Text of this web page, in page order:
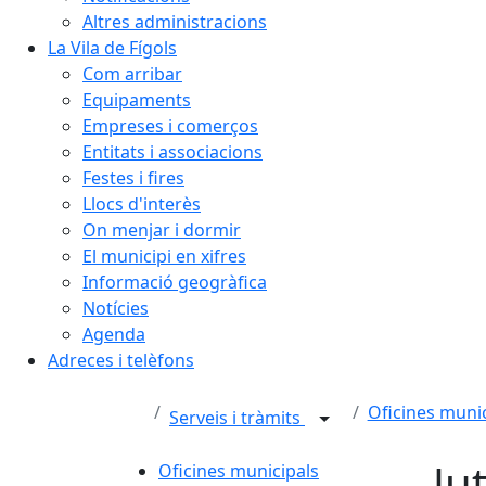
Altres administracions
La Vila de Fígols
Com arribar
Equipaments
Empreses i comerços
Entitats i associacions
Festes i fires
Llocs d'interès
On menjar i dormir
El municipi en xifres
Informació geogràfica
Notícies
Agenda
Adreces i telèfons
Serveis i tràmits Oficines
Oficines municipals